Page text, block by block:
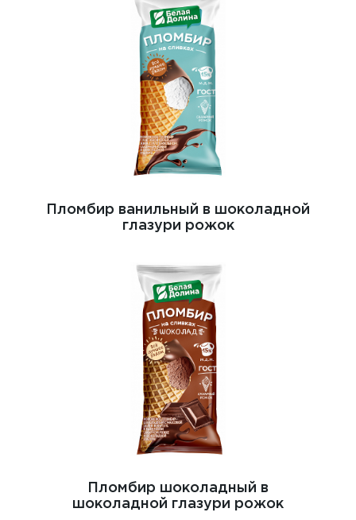
Пломбир ванильный в шоколадной
глазури рожок
Пломбир шоколадный в
шоколадной глазури рожок